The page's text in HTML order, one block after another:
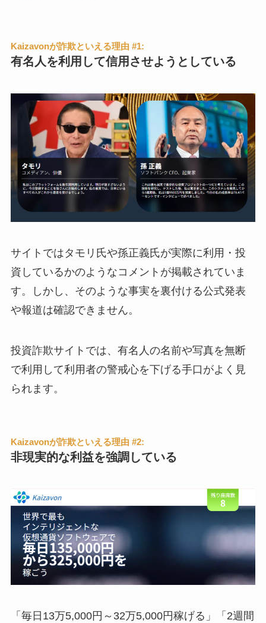
Kaizavonが詐欺といえる理由 #1:
有名人を利用して信用させようとしている
サイトではタモリ氏や孫正義氏が実際に利用・投
資しているかのようなコメントが掲載されていま
す。しかし、そのような事実を裏付ける公式発表
や報道は確認できません。
投資詐欺サイトでは、有名人の名前や写真を無断
で利用して利用者の警戒心を下げる手口がよく見
られます。
Kaizavonが詐欺といえる理由 #2:
非現実的な利益を強調している
「毎日13万5,000円～32万5,000円稼げる」「2週間